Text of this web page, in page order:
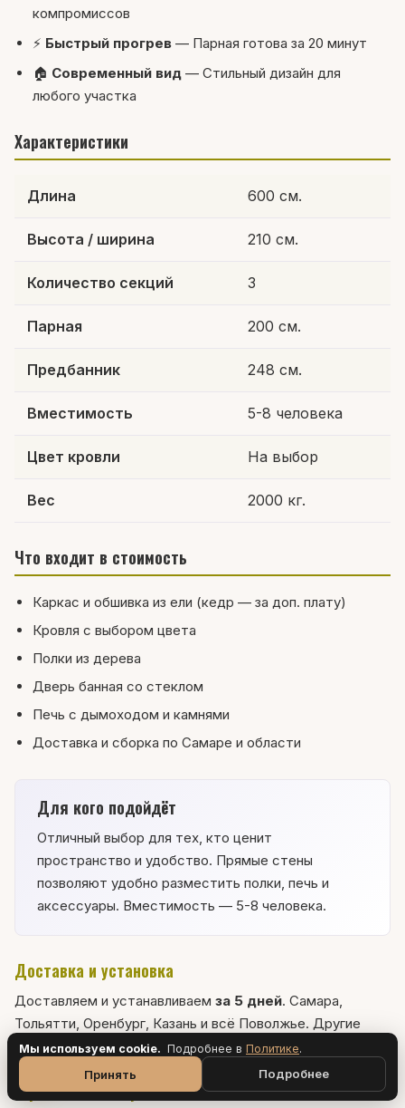
компромиссов
⚡ Быстрый прогрев — Парная готова за 20 минут
🏠 Современный вид — Стильный дизайн для
любого участка
Характеристики
Длина 600 см.
Высота / ширина 210 см.
Количество секций 3
Парная 200 см.
Предбанник 248 см.
Вместимость 5-8 человека
Цвет кровли На выбор
Вес 2000 кг.
Что входит в стоимость
Каркас и обшивка из ели (кедр — за доп. плату)
Кровля с выбором цвета
Полки из дерева
Дверь банная со стеклом
Печь с дымоходом и камнями
Доставка и сборка по Самаре и области
Для кого подойдёт
Отличный выбор для тех, кто ценит
пространство и удобство. Прямые стены
позволяют удобно разместить полки, печь и
аксессуары. Вместимость — 5-8 человека.
Доставка и установка
Доставляем и устанавливаем за 5 дней. Самара,
Тольятти, Оренбург, Казань и всё Поволжье. Другие
регионы — по согласованию.
Гарантия и обслуживание
Мы используем cookie. Подробнее в Политике.
Принять Подробнее